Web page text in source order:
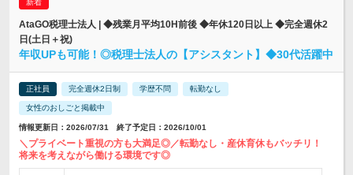
AtaGO税理士法人 | ◆残業月平均10H前後 ◆年休120日以上 ◆完全週休2
日(土日＋祝)
年収UPも可能！◎税理士法人の【アシスタント】◆30代活躍中
正社員 完全週休2日制 学歴不問 転勤なし
女性のおしごと掲載中
情報更新日：2026/07/31 終了予定日：2026/10/01
＼プライベート重視の方も大満足◎／転勤なし・産休育休もバッチリ！
将来を考えながら働ける環境です◎